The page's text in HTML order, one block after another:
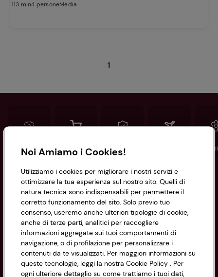
113 min4 personeMedia
1
Conad Spesa online Assicurazioni
Informazioni
Privacy Policy
Cookie Policy
Impostazioni Cookie
Accessibilità
CONAD SOCIETÀ COOPERATIVA
Via Michelino, 59 | 40127 BOLOGNA
Codice Fiscale e Registro Imprese
di Bologna 00865960157
Noi Amiamo i Cookies!
Utilizziamo i cookies per migliorare i nostri servizi e
ottimizzare la tua esperienza sul nostro sito. Quelli di
natura tecnica sono indispensabili per permettere il
corretto funzionamento del sito. Solo previo tuo
consenso, useremo anche ulteriori tipologie di cookie,
anche di terze parti, analitici per raccogliere
informazioni aggregate sui tuoi comportamenti di
navigazione, o di profilazione per personalizzare i
contenuti da te visualizzati. Per maggiori informazioni su
queste tecnologie, leggi la nostra Cookie Policy . Per
ogni ulteriore dettaglio su come trattiamo i tuoi dati,